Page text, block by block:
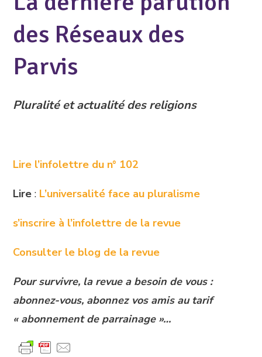
des Réseaux des
Parvis
Pluralité et actualité des religions
Lire l’infolettre du n° 102
Lire: L’universalité face au pluralisme
s’inscrire à l’infolettre de la revue
Consulter le blog de la revue
Pour survivre, la revue a besoin de vous :
abonnez-vous, abonnez vos amis au tarif
« abonnement de parrainage »…